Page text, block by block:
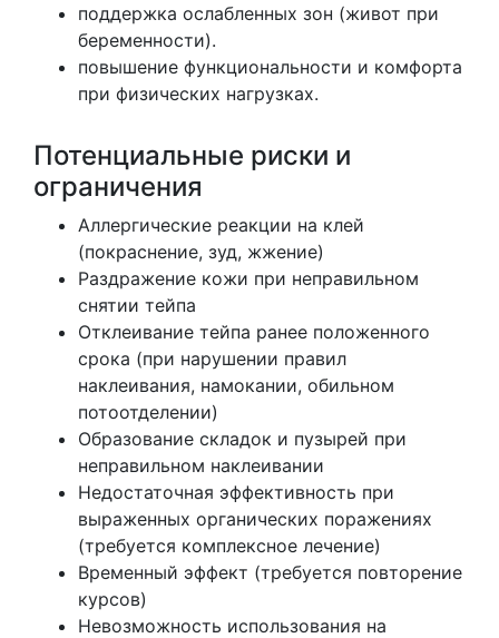
поддержка ослабленных зон (живот при
беременности).
повышение функциональности и комфорта
при физических нагрузках.
Потенциальные риски и
ограничения
Аллергические реакции на клей
(покраснение, зуд, жжение)
Раздражение кожи при неправильном
снятии тейпа
Отклеивание тейпа ранее положенного
срока (при нарушении правил
наклеивания, намокании, обильном
потоотделении)
Образование складок и пузырей при
неправильном наклеивании
Недостаточная эффективность при
выраженных органических поражениях
(требуется комплексное лечение)
Временный эффект (требуется повторение
курсов)
Невозможность использования на